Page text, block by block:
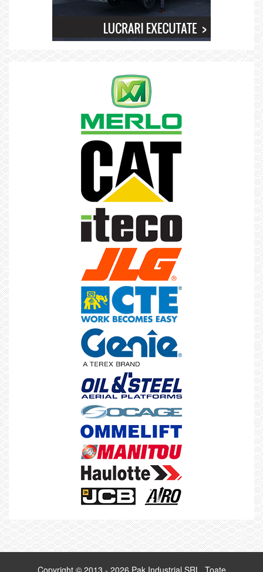
Copyright © 2013 - 2026 Pak Industrial SRL. Toate